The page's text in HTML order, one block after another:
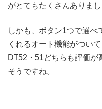
がとてもたくさんありまし
しかも、ボタン1つで選べ
くれるオート機能がつい
DT52・51どちらも評価が
そうですね。